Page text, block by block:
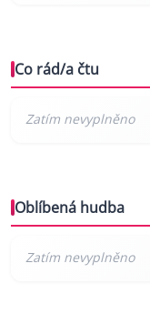
Co rád/a čtu
Oblíbená hudba